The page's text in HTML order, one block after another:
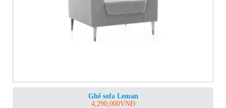
Ghế sofa Leman
4,290,000VNĐ